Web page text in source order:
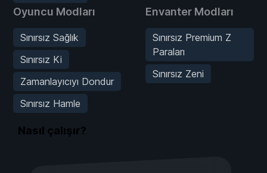
Oyuncu Modları
Sınırsız Sağlık
Sınırsız Ki
Zamanlayıcıyı Dondur
Sınırsız Hamle
Envanter Modları
Sınırsız Premium Z
Paraları
Sınırsız Zeni
Nasıl çalışır?